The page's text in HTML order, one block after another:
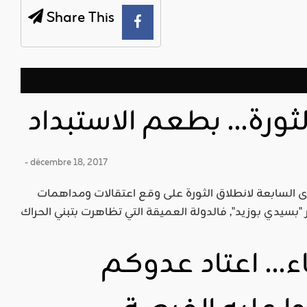
Share This
بطعم الاستبداد
- décembre 18, 2017
اعتاد عدوكم